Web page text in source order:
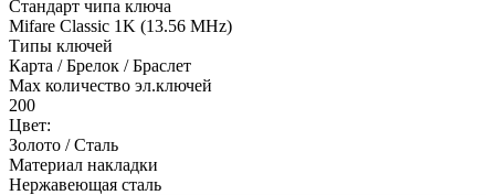
Стандарт чипа ключа
Mifare Classic 1K (13.56 MHz)
Типы ключей
Карта / Брелок / Браслет
Max количество эл.ключей
200
Цвет:
Золото / Сталь
Материал накладки
Нержавеющая сталь